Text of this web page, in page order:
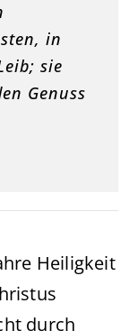
in
sie
Genuss
Heiligkeit
durch